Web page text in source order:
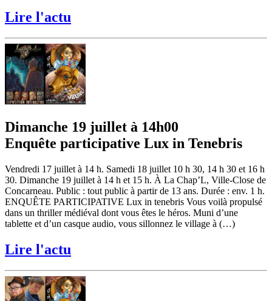
Lire l'actu
Dimanche 19 juillet à 14h00
Enquête participative Lux in Tenebris
Vendredi 17 juillet à 14 h. Samedi 18 juillet 10 h 30, 14 h 30 et 16 h
30. Dimanche 19 juillet à 14 h et 15 h. À La Chap’L, Ville-Close de
Concarneau. Public : tout public à partir de 13 ans. Durée : env. 1 h.
ENQUÊTE PARTICIPATIVE Lux in tenebris Vous voilà propulsé
dans un thriller médiéval dont vous êtes le héros. Muni d’une
tablette et d’un casque audio, vous sillonnez le village à (…)
Lire l'actu